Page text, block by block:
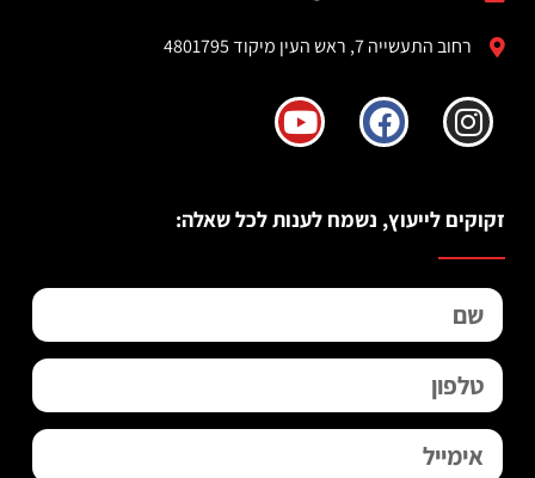
רחוב התעשייה 7, ראש העין מיקוד 4801795
זקוקים לייעוץ, נשמח לענות לכל שאלה: